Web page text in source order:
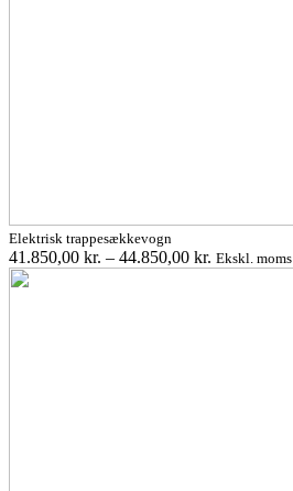
Elektrisk trappesækkevogn
41.850,00 kr. – 44.850,00 kr. Ekskl. moms